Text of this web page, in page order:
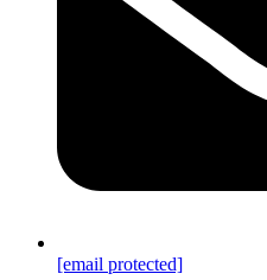
[email protected]